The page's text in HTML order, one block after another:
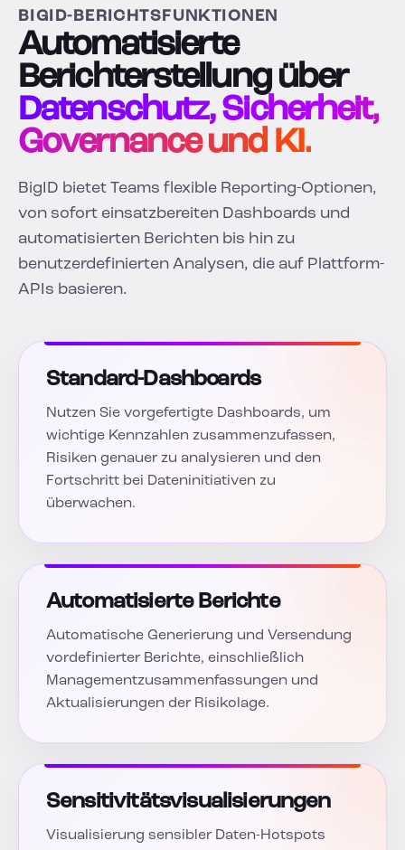
BIGID-BERICHTSFUNKTIONEN
Automatisierte
Berichterstellung über
Datenschutz, Sicherheit,
Governance und KI.
BigID bietet Teams flexible Reporting-Optionen,
von sofort einsatzbereiten Dashboards und
automatisierten Berichten bis hin zu
benutzerdefinierten Analysen, die auf Plattform-
APIs basieren.
Standard-Dashboards
Nutzen Sie vorgefertigte Dashboards, um
wichtige Kennzahlen zusammenzufassen,
Risiken genauer zu analysieren und den
Fortschritt bei Dateninitiativen zu
überwachen.
Automatisierte Berichte
Automatische Generierung und Versendung
vordefinierter Berichte, einschließlich
Managementzusammenfassungen und
Aktualisierungen der Risikolage.
Sensitivitätsvisualisierungen
Visualisierung sensibler Daten-Hotspots